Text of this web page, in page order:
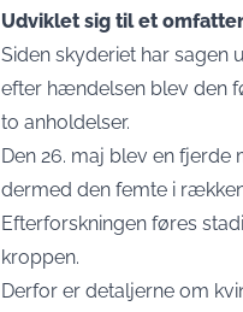
Udviklet sig til et
Siden skyderiet har sagen
efter hændelsen blev den
to anholdelser.
Den 26. maj blev en
dermed den femte i
Efterforskningen føres
kroppen.
Derfor er detaljerne om